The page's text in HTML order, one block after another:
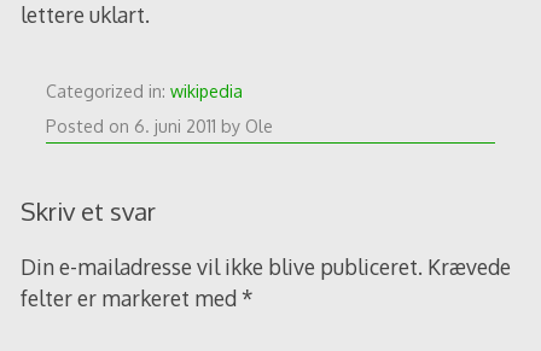
lettere uklart.
Categorized in: wikipedia
Posted on 6. juni 2011 by Ole
Skriv et svar
Din e-mailadresse vil ikke blive publiceret. Krævede
felter er markeret med *